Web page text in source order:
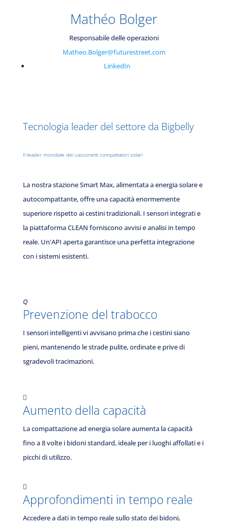
Mathéo Bolger
Responsabile delle operazioni
Matheo.Bolger@futurestreet.com
LinkedIn
Tecnologia leader del settore da Bigbelly
Il leader mondiale dei cassonetti compattatori solari
La nostra stazione Smart Max, alimentata a energia solare e
autocompattante, offre una capacità enormemente
superiore rispetto ai cestini tradizionali. I sensori integrati e
la piattaforma CLEAN forniscono avvisi e analisi in tempo
reale. Un'API aperta garantisce una perfetta integrazione
con i sistemi esistenti.
Q
Prevenzione del trabocco
I sensori intelligenti vi avvisano prima che i cestini siano
pieni, mantenendo le strade pulite, ordinate e prive di
sgradevoli tracimazioni.

Aumento della capacità
La compattazione ad energia solare aumenta la capacità
fino a 8 volte i bidoni standard, ideale per i luoghi affollati e i
picchi di utilizzo.

Approfondimenti in tempo reale
Accedere a dati in tempo reale sullo stato dei bidoni,